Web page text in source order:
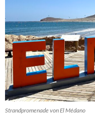
Strandpromenade von El Médano